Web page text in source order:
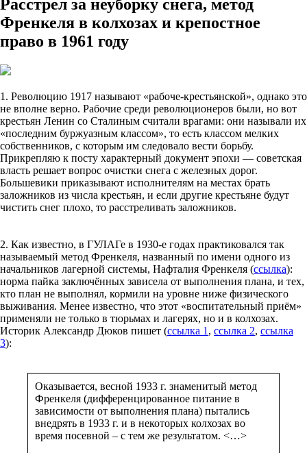
Расстрел за неуборку снега, метод
Френкеля в колхозах и крепостное
право в 1961 году
1. Революцию 1917 называют «рабоче-крестьянской», однако это
не вполне верно. Рабочие среди революционеров были, но вот
крестьян Ленин со Сталиным считали врагами: они называли их
«последним буржуазным классом», то есть классом мелких
собственников, с которым им следовало вести борьбу.
Прикрепляю к посту характерный документ эпохи — советская
власть решает вопрос очистки снега с железных дорог.
Большевики приказывают исполнителям на местах брать
заложников из числа крестьян, и если другие крестьяне будут
чистить снег плохо, то расстреливать заложников.
2. Как известно, в ГУЛАГе в 1930-е годах практиковался так
называемый метод Френкеля, названный по имени одного из
начальников лагерной системы, Нафталия Френкеля (ссылка):
норма пайка заключённых зависела от выполнения плана, и тех,
кто план не выполнял, кормили на уровне ниже физического
выживания. Менее известно, что этот «воспитательный приём»
применяли не только в тюрьмах и лагерях, но и в колхозах.
Историк Александр Дюков пишет (ссылка 1 , ссылка 2, ссылка
3):
Оказывается, весной 1933 г. знаменитый метод
Френкеля (дифференцированное питание в
зависимости от выполнения плана) пытались
внедрять в 1933 г. и в некоторых колхозах во
время посевной – с тем же результатом. <…>